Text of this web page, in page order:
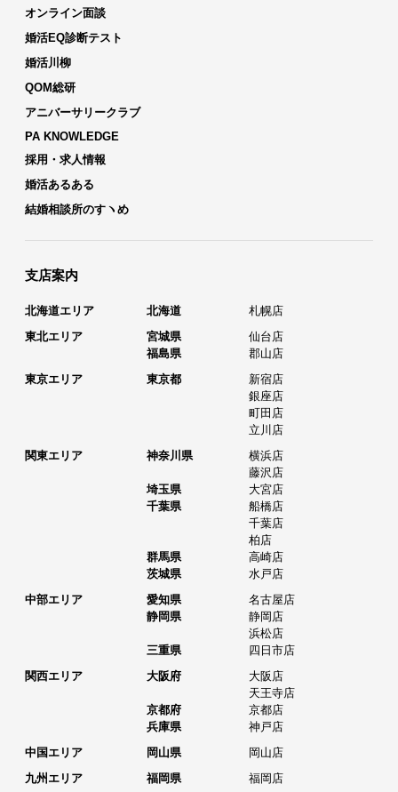
オンライン面談
婚活EQ診断テスト
婚活川柳
QOM総研
アニバーサリークラブ
PA KNOWLEDGE
採用・求人情報
婚活あるある
結婚相談所のすヽめ
支店案内
北海道エリア 北海道
札幌店
東北エリア
宮城県
仙台店
福島県
郡山店
東京エリア
東京都
新宿店
銀座店
町田店
立川店
関東エリア
神奈川県
横浜店
藤沢店
埼玉県
大宮店
千葉県
船橋店
千葉店
柏店
群馬県
高崎店
茨城県
水戸店
中部エリア
愛知県
名古屋店
静岡県
静岡店
浜松店
三重県
四日市店
関西エリア
大阪府
大阪店
天王寺店
京都府
京都店
兵庫県
神戸店
中国エリア
岡山県
岡山店
九州エリア
福岡県
福岡店